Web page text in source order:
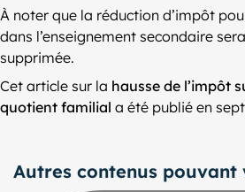
À noter que la réduction d’impôt
dans l’enseignement secondaire
supprimée.
Cet article sur la hausse de l’impôt
quotient familial a été publié en
Autres contenus pouvant